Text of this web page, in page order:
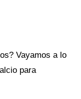
Vayamos a lo
para